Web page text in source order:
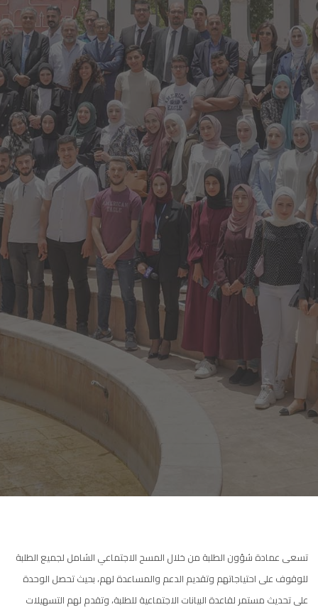
تسعى عمادة شؤون الطلبة من خلال المسح الاجتماعي الشامل لجميع الطلبة
للوقوف على احتياجاتهم وتقديم الدعم والمساعدة لهم، بحيث تحصل الوحدة
على تحديث مستمر لقاعدة البيانات الاجتماعية للطلبة، وتقدم لهم التسهيلات